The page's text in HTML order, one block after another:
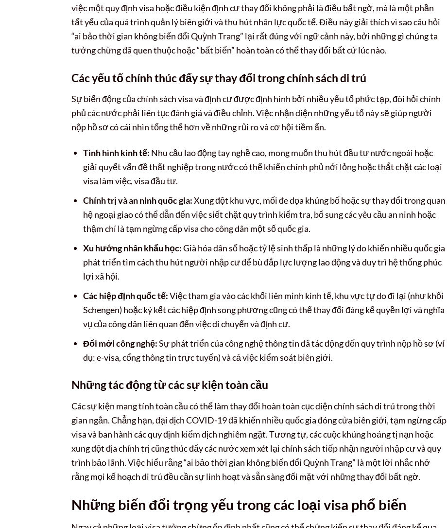
việc một quy định visa hoặc điều kiện định cư thay đổi không phải là điều bất ngờ, mà là một phần
tất yếu của quá trình quản lý biên giới và thu hút nhân lực quốc tế. Điều này giải thích vì sao câu hỏi
“ai bảo thời gian không biến đổi Quỳnh Trang” lại rất đúng với ngữ cảnh này, bởi những gì chúng ta
tưởng chừng đã quen thuộc hoặc “bất biến” hoàn toàn có thể thay đổi bất cứ lúc nào.
Các yếu tố chính thúc đẩy sự thay đổi trong chính sách di trú
Sự biến động của chính sách visa và định cư được định hình bởi nhiều yếu tố phức tạp, đòi hỏi chính
phủ các nước phải liên tục đánh giá và điều chỉnh. Việc nhận diện những yếu tố này sẽ giúp người
nộp hồ sơ có cái nhìn tổng thể hơn về những rủi ro và cơ hội tiềm ẩn.
Tình hình kinh tế: Nhu cầu lao động tay nghề cao, mong muốn thu hút đầu tư nước ngoài hoặc
giải quyết vấn đề thất nghiệp trong nước có thể khiến chính phủ nới lỏng hoặc thắt chặt các loại
visa làm việc, visa đầu tư.
Chính trị và an ninh quốc gia:Xung đột khu vực, mối đe dọa khủng bố hoặc sự thay đổi trong quan
hệ ngoại giao có thể dẫn đến việc siết chặt quy trình kiểm tra, bổ sung các yêu cầu an ninh hoặc
thậm chí là tạm ngừng cấp visa cho công dân một số quốc gia.
Xu hướng nhân khẩu học:Già hóa dân số hoặc tỷ lệ sinh thấp là những lý do khiến nhiều quốc gia
phát triển tìm cách thu hút người nhập cư để bù đắp lực lượng lao động và duy trì hệ thống phúc
lợi xã hội.
Các hiệp định quốc tế:Việc tham gia vào các khối liên minh kinh tế, khu vực tự do đi lại (như khối
Schengen) hoặc ký kết các hiệp định song phương cũng có thể thay đổi đáng kể quyền lợi và nghĩa
vụ của công dân liên quan đến việc di chuyển và định cư.
Đổi mới công nghệ:Sự phát triển của công nghệ thông tin đã tác động đến quy trình nộp hồ sơ (ví
dụ: e-visa, cổng thông tin trực tuyến) và cả việc kiểm soát biên giới.
Những tác động từ các sự kiện toàn cầu
Các sự kiện mang tính toàn cầu có thể làm thay đổi hoàn toàn cục diện chính sách di trú trong thời
gian ngắn. Chẳng hạn, đại dịch COVID-19 đã khiến nhiều quốc gia đóng cửa biên giới, tạm ngừng cấp
visa và ban hành các quy định kiểm dịch nghiêm ngặt. Tương tự, các cuộc khủng hoảng tị nạn hoặc
xung đột địa chính trị cũng thúc đẩy các nước xem xét lại chính sách tiếp nhận người nhập cư và quy
trình bảo lãnh. Việc hiểu rằng “ai bảo thời gian không biến đổi Quỳnh Trang” là một lời nhắc nhở
rằng mọi kế hoạch di trú đều cần sự linh hoạt và sẵn sàng đối mặt với những thay đổi bất ngờ.
Những biến đổi trọng yếu trong các loại visa phổ biến